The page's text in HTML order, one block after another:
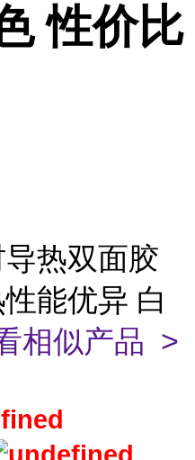
性价比
热双面胶
能优异 白
相似产品 >